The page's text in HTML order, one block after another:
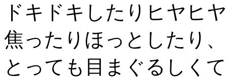
ドキドキしたりヒヤヒ
焦ったりほっとしたり、
とっても目まぐるしく